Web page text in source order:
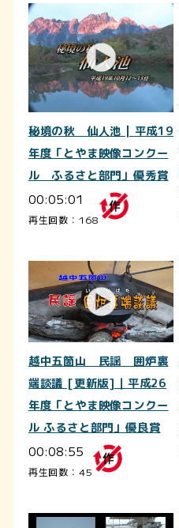
秘境の秋 仙人池 | 平成19
年度「とやま映像コンクー
ル ふるさと部門」優秀賞
00:05:01
再生回数：168
越中五箇山 民謡 囲炉裏
端談議 [更新版]｜平成26
年度「とやま映像コンクー
ル ふるさと部門」優良賞
00:08:55
再生回数：45